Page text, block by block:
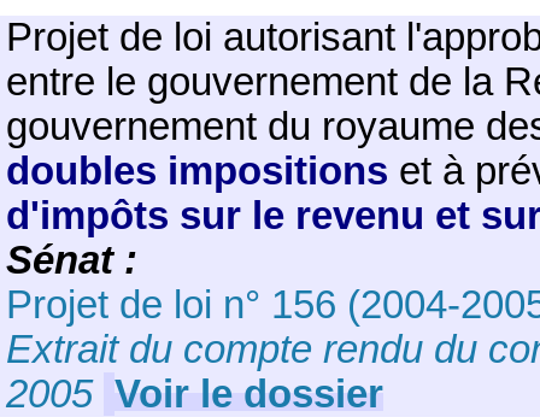
Projet de loi autorisant
entre le gouvernement de la
gouvernement du royaume
doubles impositions et à
d'impôts sur le revenu et
Sénat :
Projet de loi n° 156 (2004-
Extrait du compte rendu du
2005 Voir le dossier